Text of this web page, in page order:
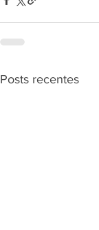
Posts recentes